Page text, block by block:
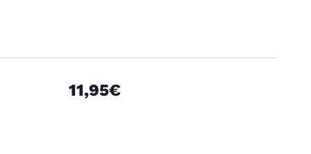
11,95€